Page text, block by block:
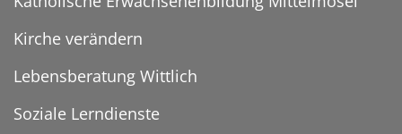
Kirche verändern
Lebensberatung Wittlich
Soziale Lerndienste